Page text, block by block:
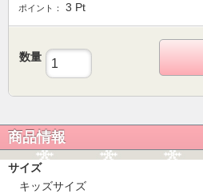
ポイント： 3 Pt
数量
商品情報
サイズ
キッズサイズ